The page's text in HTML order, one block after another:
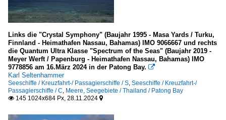
Rettungsboote/Tender
Unternehmen
Italien
Costa Crociere, Genua
Monaco
Links die "Crystal Symphony" (Baujahr 1995 - Masa Yards / Turku,
Finnland - Heimathafen Nassau, Bahamas) IMO 9066667 und rechts
die Quantum Ultra Klasse "Spectrum of the Seas" (Baujahr 2019 -
Meyer Werft / Papenburg - Heimathafen Nassau, Bahamas) IMO
9778856 am 16.März 2024 in der Patong Bay. 
Karl Seltenhammer
Seeschiffe / Kreuzfahrt-/ Passagierschiffe / S, Seeschiffe / Kreuzfahrt-/
Passagierschiffe / C, Meere, Seegebiete / Thailand / Patong Bay
 145 1024x684 Px, 28.11.2024 